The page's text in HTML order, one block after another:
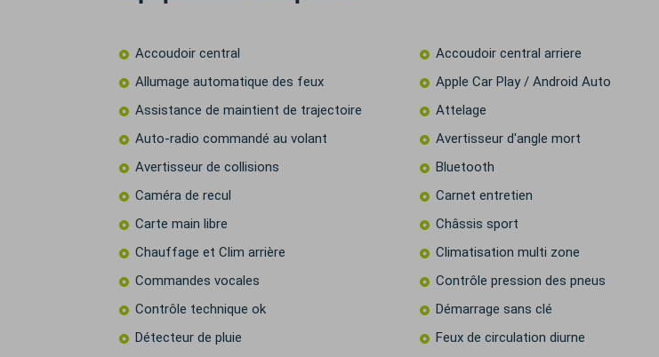
Accoudoir central
Accoudoir central arriere
Allumage automatique des feux
Apple Car Play / Android Auto
Assistance de maintient de trajectoire
Attelage
Auto-radio commandé au volant
Avertisseur d'angle mort
Avertisseur de collisions
Bluetooth
Caméra de recul
Carnet entretien
Carte main libre
Châssis sport
Chauffage et Clim arrière
Climatisation multi zone
Commandes vocales
Contrôle pression des pneus
Contrôle technique ok
Démarrage sans clé
Détecteur de pluie
Feux de circulation diurne